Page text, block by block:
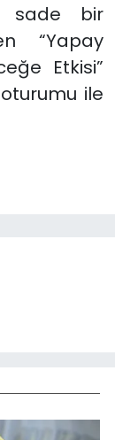
sade bir
“Yapay
Etkisi”
ile